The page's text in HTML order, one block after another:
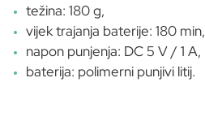
težina: 180 g,
vijek trajanja baterije: 180 min,
napon punjenja: DC 5 V / 1 A,
baterija: polimerni punjivi litij.